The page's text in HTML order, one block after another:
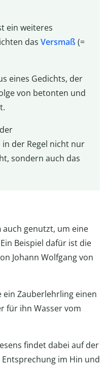
ein weiteres
das Versmaß (=
eines Gedichts, der
von betonten und
der Regel nicht nur
sondern auch das
auch genutzt, um eine
Beispiel dafür ist die
Johann Wolfgang von
ein Zauberlehrling einen
für ihn Wasser vom
findet dabei auf der
im Hin und